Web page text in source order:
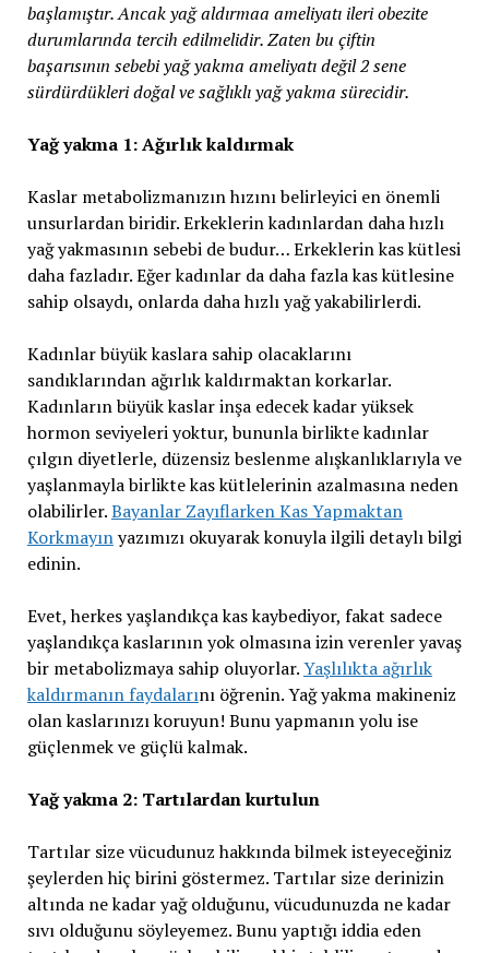
başlamıştır. Ancak yağ aldırmaa ameliyatı ileri obezite
durumlarında tercih edilmelidir. Zaten bu çiftin
başarısının sebebi yağ yakma ameliyatı değil 2 sene
sürdürdükleri doğal ve sağlıklı yağ yakma sürecidir.
Yağ yakma 1: Ağırlık kaldırmak
Kaslar metabolizmanızın hızını belirleyici en önemli
unsurlardan biridir. Erkeklerin kadınlardan daha hızlı
yağ yakmasının sebebi de budur… Erkeklerin kas kütlesi
daha fazladır. Eğer kadınlar da daha fazla kas kütlesine
sahip olsaydı, onlarda daha hızlı yağ yakabilirlerdi.
Kadınlar büyük kaslara sahip olacaklarını
sandıklarından ağırlık kaldırmaktan korkarlar.
Kadınların büyük kaslar inşa edecek kadar yüksek
hormon seviyeleri yoktur, bununla birlikte kadınlar
çılgın diyetlerle, düzensiz beslenme alışkanlıklarıyla ve
yaşlanmayla birlikte kas kütlelerinin azalmasına neden
olabilirler.Bayanlar Zayıflarken Kas Yapmaktan
Korkmayınyazımızı okuyarak konuyla ilgili detaylı bilgi
edinin.
Evet, herkes yaşlandıkça kas kaybediyor, fakat sadece
yaşlandıkça kaslarının yok olmasına izin verenler yavaş
bir metabolizmaya sahip oluyorlar.Yaşlılıkta ağırlık
kaldırmanın faydalarını öğrenin. Yağ yakma makineniz
olan kaslarınızı koruyun! Bunu yapmanın yolu ise
güçlenmek ve güçlü kalmak.
Yağ yakma 2: Tartılardan kurtulun
Tartılar size vücudunuz hakkında bilmek isteyeceğiniz
şeylerden hiç birini göstermez. Tartılar size derinizin
altında ne kadar yağ olduğunu, vücudunuzda ne kadar
sıvı olduğunu söyleyemez. Bunu yaptığı iddia eden